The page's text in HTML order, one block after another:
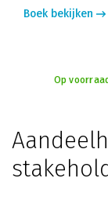
Boek bekijken
Op